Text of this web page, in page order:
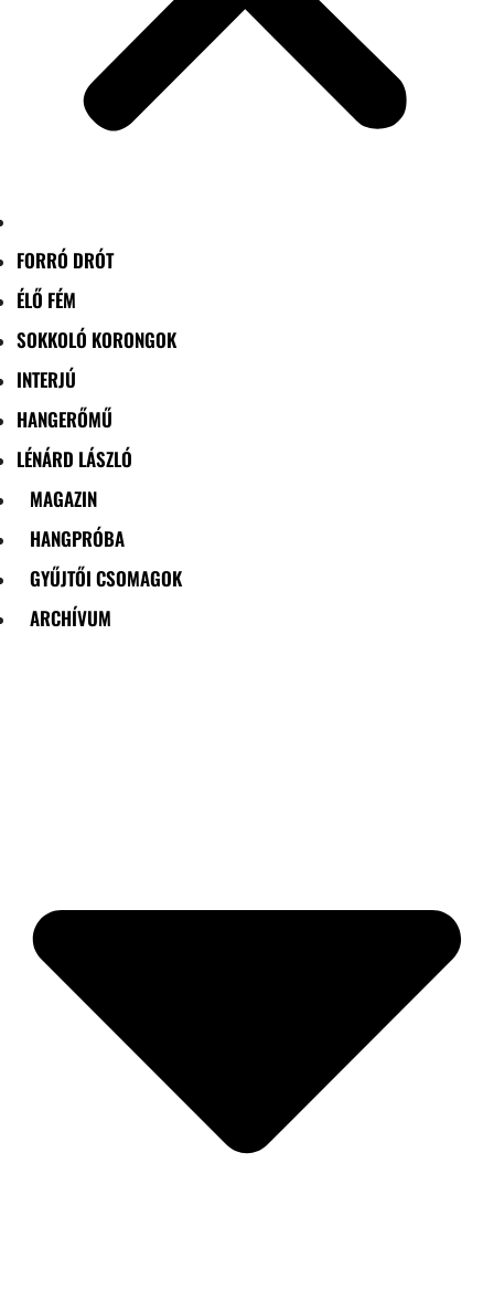
FORRÓ DRÓT
ÉLŐ FÉM
SOKKOLÓ KORONGOK
INTERJÚ
HANGERŐMŰ
LÉNÁRD LÁSZLÓ
MAGAZIN
HANGPRÓBA
GYŰJTŐI CSOMAGOK
ARCHÍVUM